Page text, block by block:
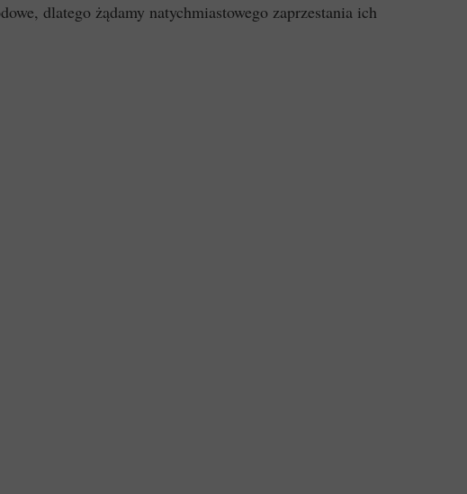
dlatego żądamy natychmiastowego zaprzestania ich